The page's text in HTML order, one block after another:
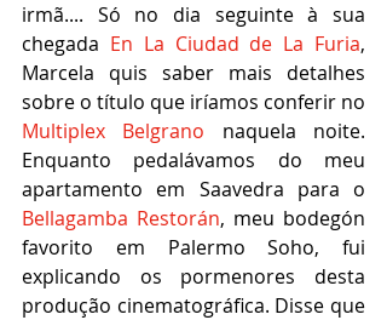
irmã.... Só no dia seguinte à sua
chegada En La Ciudad de La Furia,
Marcela quis saber mais detalhes
Multiplex Belgrano naquela noite.
Enquanto pedalávamos do meu
Bellagamba Restorán, meu bodegón
favorito em Palermo Soho, fui
explicando os pormenores desta
produção cinematográfica. Disse que